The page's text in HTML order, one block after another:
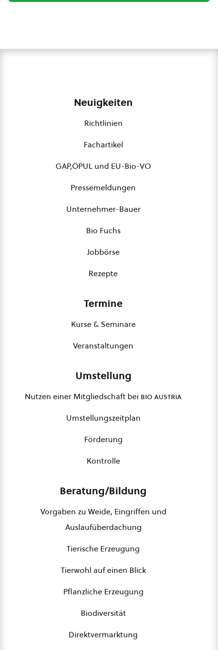
Neuigkeiten
Richtlinien
Fachartikel
GAP,ÖPUL und EU-Bio-VO
Pressemeldungen
Unternehmer-Bauer
Bio Fuchs
Jobbörse
Rezepte
Termine
Kurse & Seminare
Veranstaltungen
Umstellung
Nutzen einer Mitgliedschaft bei bio austria
Umstellungszeitplan
Förderung
Kontrolle
Beratung/Bildung
Vorgaben zu Weide, Eingriffen und
Auslaufüberdachung
Tierische Erzeugung
Tierwohl auf einen Blick
Pflanzliche Erzeugung
Biodiversität
Direktvermarktung